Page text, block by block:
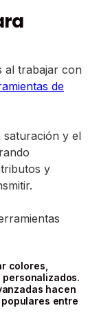
al trabajar con
de
saturación y el
y
colores,
hacen
entre